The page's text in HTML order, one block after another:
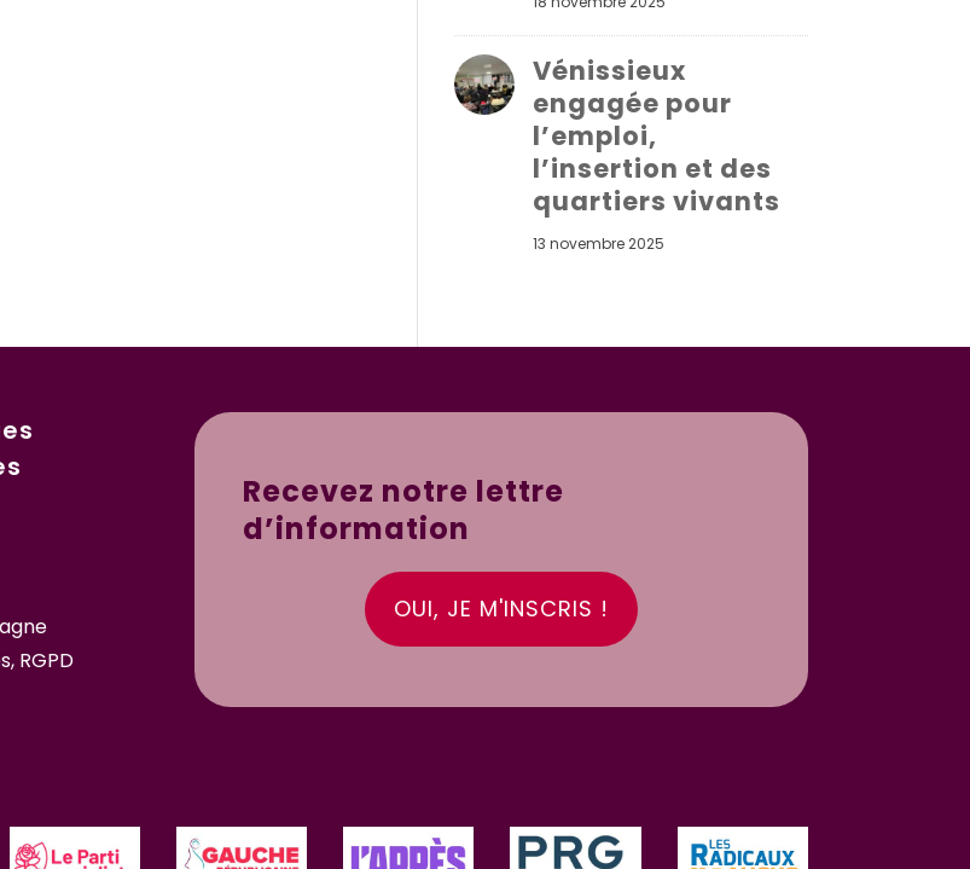
Vénissieux
engagée pour
l’emploi,
l’insertion et des
quartiers vivants
13 novembre 2025
RGPD
Recevez notre lettre
d’information
OUI, JE M'INSCRIS !